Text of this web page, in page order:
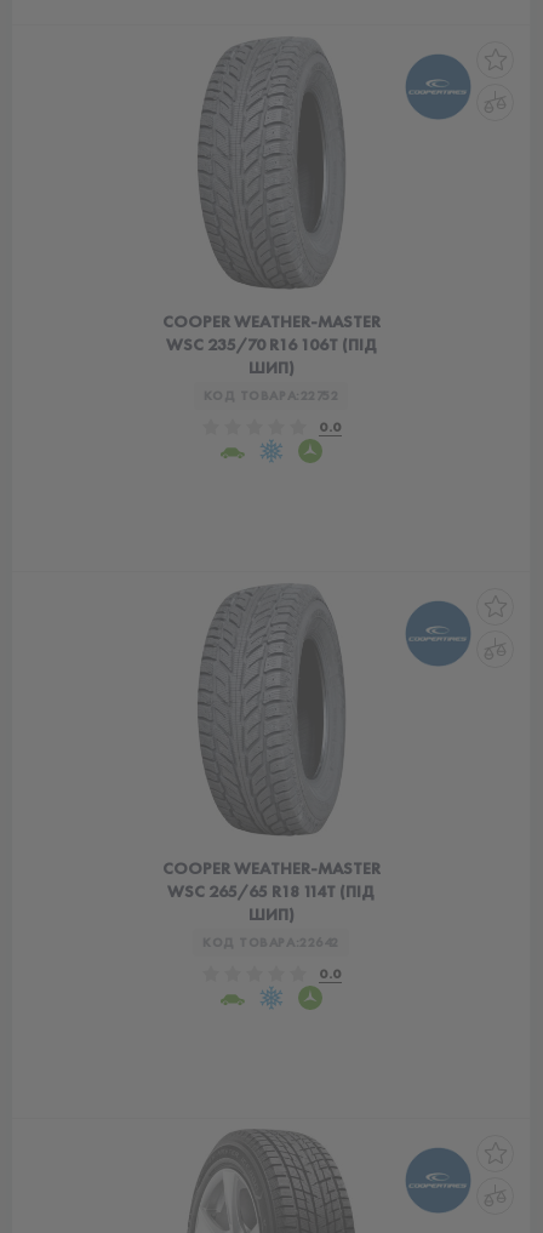
COOPER WEATHER-MASTER
WSC 235/70 R16 106T (ПІД
ШИП)
22752
0.0
COOPER WEATHER-MASTER
WSC 265/65 R18 114T (ПІД
ШИП)
0.0